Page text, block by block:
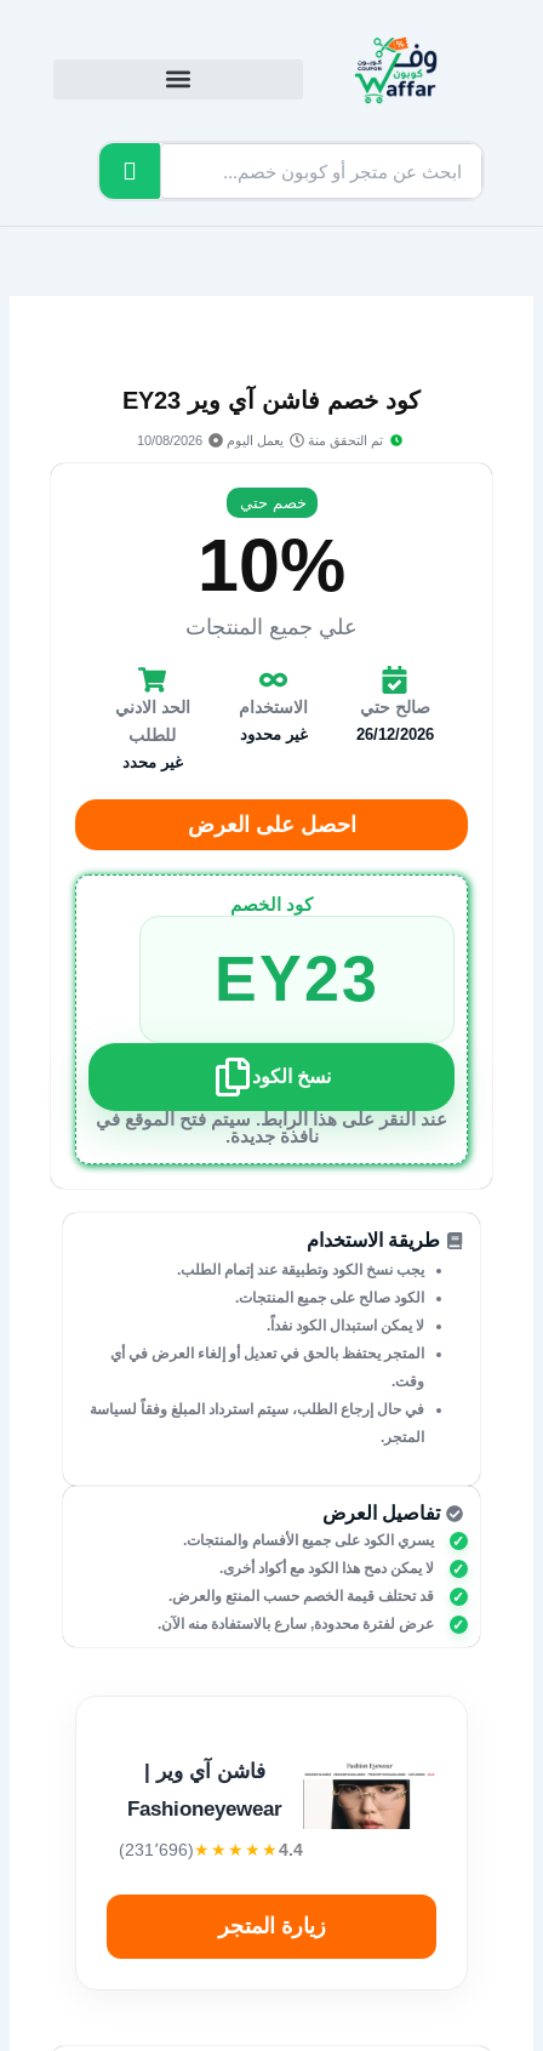
كود خصم فاشن آي وير EY23
تم التحقق منة يعمل اليوم 10/08/2026
خصم حتي
10%
علي جميع المنتجات
صالح حتي
26/12/2026
الاستخدام
غير محدود
الحد الادني
للطلب
غير محدد
احصل على العرض
كود الخصم
EY23
نسخ الكود
عند النقر على هذا الرابط. سيتم فتح الموقع في
نافذة جديدة.
طريقة الاستخدام
يجب نسخ الكود وتطبيقة عند إتمام الطلب.
الكود صالح على جميع المنتجات.
لا يمكن استبدال الكود نفداً.
المتجر يحتفظ بالحق في تعديل أو إلغاء العرض في أي
وقت.
في حال إرجاع الطلب، سيتم استرداد المبلغ وفقاً لسياسة
المتجر.
تفاصيل العرض
يسري الكود على جميع الأفسام والمنتجات.
لا يمكن دمح هذا الكود مع أكواد أخرى.
قد تحتلف قيمة الخصم حسب المنتع والعرض.
عرض لفترة محدودة, سارع بالاستفادة منه الآن.
فاشن آي وير |
Fashioneyewear
4.4
★★★★★(231٬696)
زيارة المتجر